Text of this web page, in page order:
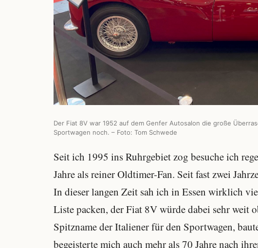
Der Fiat 8V war 1952 auf dem Genfer Autosalon die große
Sportwagen noch. – Foto: Tom Schwede
Seit ich 1995 ins Ruhrgebiet zog besuche ich
Jahre als reiner Oldtimer-Fan. Seit fast zwei
In dieser langen Zeit sah ich in Essen wirklich
Liste packen, der Fiat 8V würde dabei sehr weit
Spitzname der Italiener für den Sportwagen,
begeisterte mich auch mehr als 70 Jahre nach